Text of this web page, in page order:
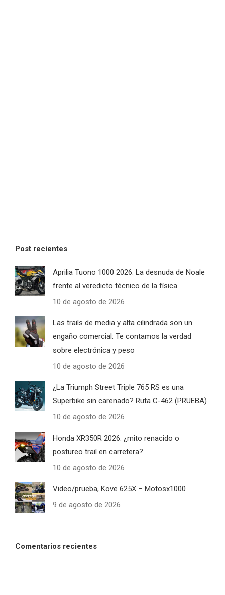
Post recientes
Aprilia Tuono 1000 2026: La desnuda de Noale
frente al veredicto técnico de la física
10 de agosto de 2026
Las trails de media y alta cilindrada son un
engaño comercial: Te contamos la verdad
sobre electrónica y peso
10 de agosto de 2026
¿La Triumph Street Triple 765 RS es una
Superbike sin carenado? Ruta C-462 (PRUEBA)
10 de agosto de 2026
Honda XR350R 2026: ¿mito renacido o
postureo trail en carretera?
10 de agosto de 2026
Video/prueba, Kove 625X – Motosx1000
9 de agosto de 2026
Comentarios recientes